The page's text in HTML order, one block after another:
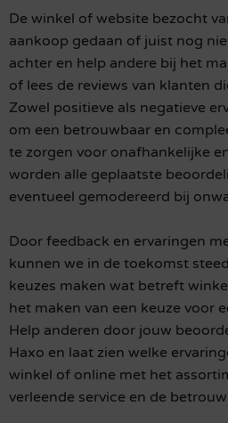
De winkel of website bezocht
aankoop gedaan of juist nog
achter en help andere bij het
of lees de reviews van klanten
Zowel positieve als negatieve
om een betrouwbaar en
te zorgen voor onafhankelijke
worden alle geplaatste
eventueel gemodereerd bij
Door feedback en ervaringen
kunnen we in de toekomst
keuzes maken wat betreft
het maken van een keuze voor
Help anderen door jouw
Haxo en laat zien welke
winkel of online met het
verleende service en de